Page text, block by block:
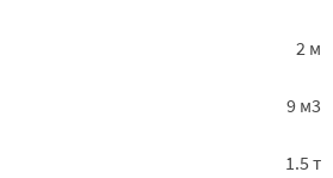
2 м
9 м3
1.5 т